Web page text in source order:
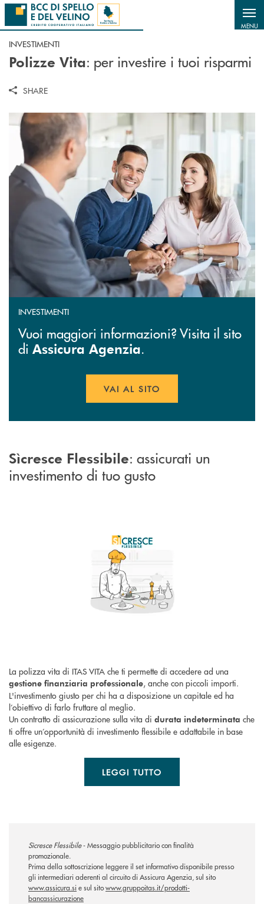
Salta al contenuto principale
MENU
INVESTIMENTI
Polizze Vita: per investire i tuoi risparmi
SHARE
INVESTIMENTI
Vuoi maggiori informazioni? Visita il sito
di Assicura Agenzia.
VAI AL SITO
Sìcresce Flessibile: assicurati un
investimento di tuo gusto
La polizza vita di ITAS VITA che ti permette di accedere ad una
gestione finanziaria professionale, anche con piccoli importi.
L'investimento giusto per chi ha a disposizione un capitale ed ha
l’obiettivo di farlo fruttare al meglio.
Un contratto di assicurazione sulla vita di durata indeterminata che
ti offre un’opportunità di investimento flessibile e adattabile in base
alle esigenze.
LEGGI TUTTO
Sìcresce Flessibile- Messaggio pubblicitario con finalità
promozionale.
Prima della sottoscrizione leggere il set informativo disponibile presso
gli intermediari aderenti al circuito di Assicura Agenzia, sul sito
www.assicura.sie sul sitowww.gruppoitas.it/prodotti-
bancassicurazione